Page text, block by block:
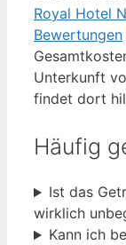
Royal Hotel
Bewertungen
Unterkunft
findet dort
Häufig
Ist das
wirklich
Kann ich